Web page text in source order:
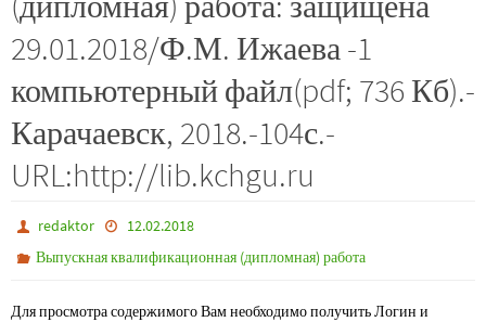
29.01.2018/Ф.М. Ижаева -1
компьютерный файл(pdf; 736 Кб).-
Карачаевск, 2018.-104с.-
URL:http://lib.kchgu.ru
redaktor
12.02.2018
Выпускная квалификационная (дипломная) работа
Для просмотра содержимого Вам необходимо получить Логин и